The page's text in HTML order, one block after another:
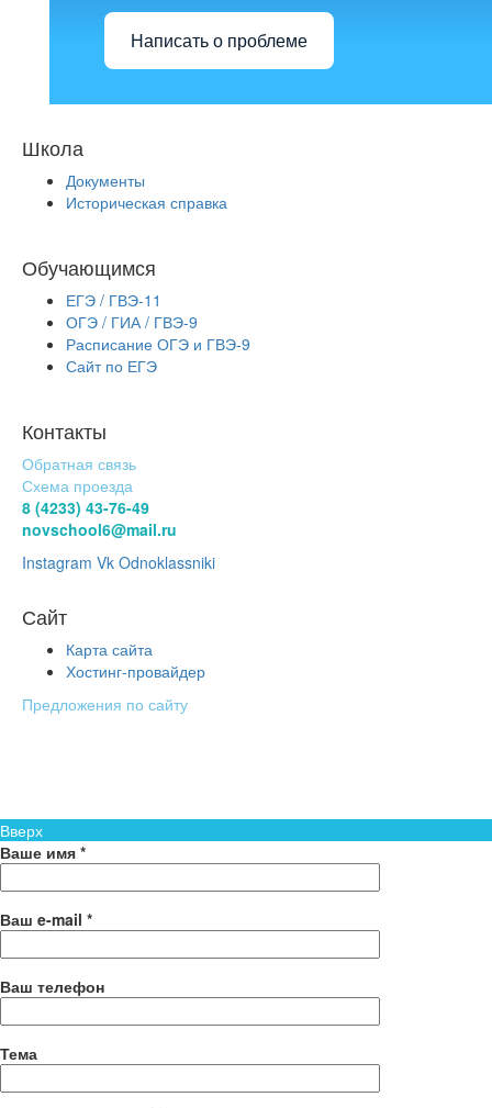
Написать о проблеме
Школа
Документы
Историческая справка
Обучающимся
ЕГЭ / ГВЭ-11
ОГЭ / ГИА / ГВЭ-9
Расписание ОГЭ и ГВЭ-9
Сайт по ЕГЭ
Контакты
Обратная связь
Схема проезда
8 (4233) 43-76-49
novschool6@mail.ru
Instagram Vk Odnoklassniki
Сайт
Карта сайта
Хостинг-провайдер
Предложения по сайту
Вверх
Ваше имя *
Ваш e-mail *
Ваш телефон
Тема